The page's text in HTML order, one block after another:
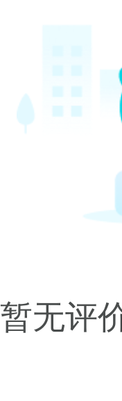
暂无评